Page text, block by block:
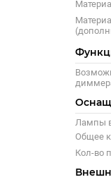
Лампы
Общее
Кол-во